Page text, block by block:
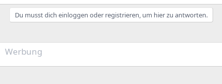
Du musst dich einloggen oder registrieren, um hier zu antworten.
Werbung